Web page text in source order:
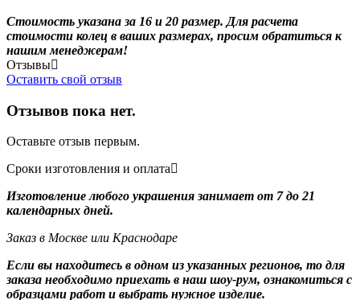
Стоимость указана за 16 и 20 размер. Для расчета
стоимости колец в ваших размерах, просим обратиться к
нашим менеджерам!
Отзывы
Оставить свой отзыв
Отзывов пока нет.
Оставьте отзыв первым.
Сроки изготовления и оплата
Изготовление любого украшения занимает от 7 до 21
календарных дней.
Заказ в Москве или Краснодаре
Если вы находитесь в одном из указанных регионов, то для
заказа необходимо приехать в наш шоу-рум, ознакомиться с
образцами работ и выбрать нужное изделие.